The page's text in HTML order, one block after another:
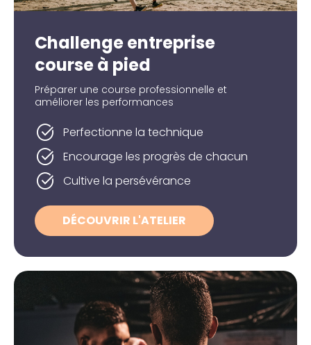
Challenge entreprise
course à pied
Préparer une course professionnelle et
améliorer les performances
Perfectionne la technique
Encourage les progrès de chacun
Cultive la persévérance
DÉCOUVRIR L'ATELIER